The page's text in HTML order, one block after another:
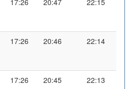
17:26 20:46 22:14
17:26 20:45 22:13